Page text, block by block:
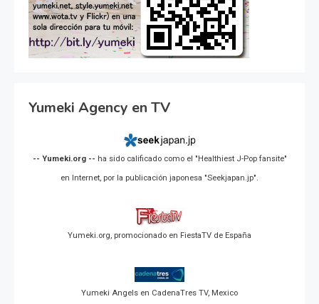
Yumeki Agency en TV
-- Yumeki.org -- ha sido calificado como el "Healthiest J-Pop fansite"
en Internet, por la publicación japonesa "Seekjapan.jp".
Yumeki.org, promocionado en FiestaTV de España
Yumeki Angels en CadenaTres TV, Mexico